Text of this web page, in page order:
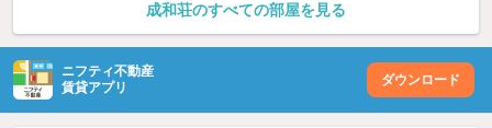
成和荘のすべての部屋を見る
ニフティ不動産
賃貸アプリ
ダウンロード